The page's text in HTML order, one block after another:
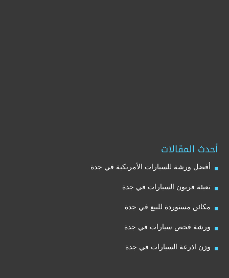
أحدث المقالات
أفضل ورشة للسيارات الأمريكية في جدة
تعبئة فريون السيارات في جدة
مكائن مستوردة للبيع في جدة
ورشة فحص سيارات في جدة
وزن اذرعة السيارات في جدة